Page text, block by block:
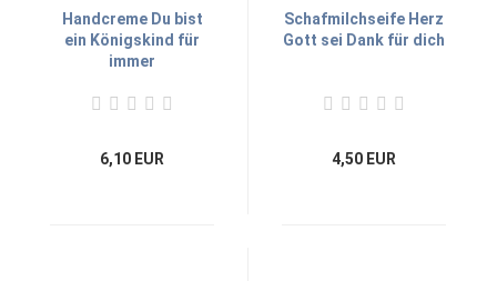
Handcreme Du bist
ein Königskind für
immer
6,10 EUR
Schafmilchseife Herz
Gott sei Dank für dich
4,50 EUR